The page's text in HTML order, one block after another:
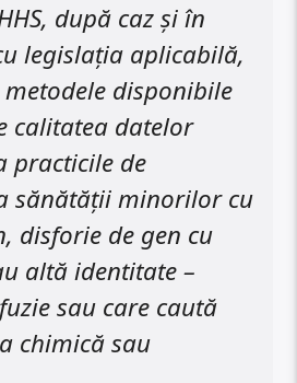
după caz ​​și în
legislația aplicabilă,
disponibile
calitatea datelor
practicile de
sănătății minorilor cu
disforie de gen cu
altă identitate –
sau care caută
chimică sau